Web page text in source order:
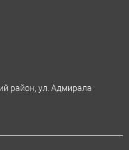
район, ул. Адмирала